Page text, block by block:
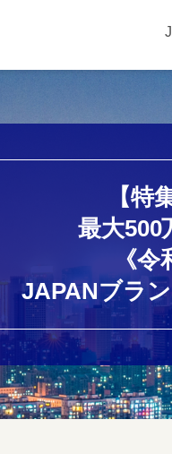
【特
最大500
《令
JAPANブラ